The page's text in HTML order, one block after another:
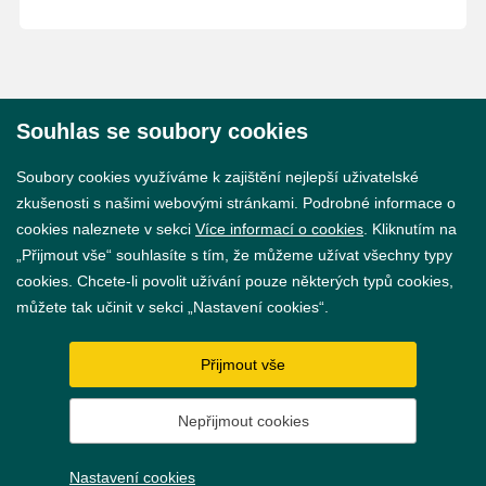
GDPR
Nastavení cookies
Souhlas se soubory cookies
Soubory cookies využíváme k zajištění nejlepší uživatelské
zkušenosti s našimi webovými stránkami. Podrobné informace o
cookies naleznete v sekci Více informací o cookies . Kliknutím na
„Přijmout vše“ souhlasíte s tím, že můžeme užívat všechny typy
cookies. Chcete-li povolit užívání pouze některých typů cookies,
můžete tak učinit v sekci „Nastavení cookies“.
Přijmout vše
Nepřijmout cookies
Nastavení cookies